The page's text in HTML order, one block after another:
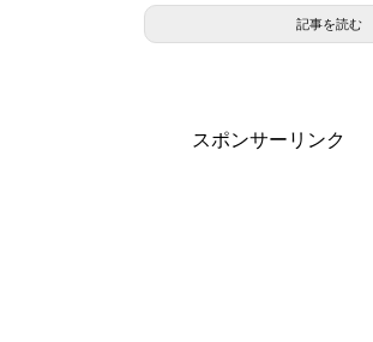
記事を読む
スポンサーリンク